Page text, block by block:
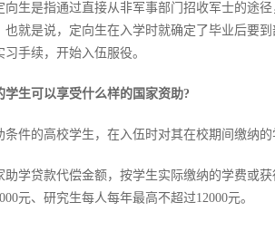
向生是指通过直接从非军事部门招收军士的途
也就是说，定向生在入学时就确定了毕业后要
手续，开始入伍服役。
学生可以享受什么样的国家资助?
条件的高校学生，在入伍时对其在校期间缴纳
助学贷款代偿金额，按学生实际缴纳的学费或
元、研究生每人每年最高不超过12000元。